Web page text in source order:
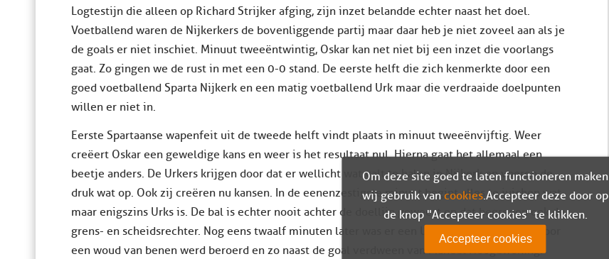
Logtestijn die alleen op Richard Strijker afging, zijn inzet belandde echter naast het doel.
Voetballend waren de Nijkerkers de bovenliggende partij maar daar heb je niet zoveel aan als je
de goals er niet inschiet. Minuut tweeëntwintig, Oskar kan net niet bij een inzet die voorlangs
gaat. Zo gingen we de rust in met een 0-0 stand. De eerste helft die zich kenmerkte door een
goed voetballend Sparta Nijkerk en een matig voetballend Urk maar die verdraaide doelpunten
willen er niet in.
Eerste Spartaanse wapenfeit uit de tweede helft vindt plaats in minuut tweeënvijftig. Weer
creëert Oskar een geweldige kans en weer is het resultaat nul. Hierna gaat het allemaal een
beetje anders. De Urkers krijgen door dat er wellicht wat valt te halen in Nijkerk en voeren de
druk wat op. Ook zij creëren nu kansen. In de eenenzestigste minuut begint alles te juichen wat
maar enigszins Urks is. De bal is echter nooit achter de doellijn geweest en dat begrepen ook de
grens- en scheidsrechter. Nog eens twaalf minuten later was er een Urks zondagsschot dat door
een woud van benen werd beroerd en zo naast de goal verdween van Manuel Hoogewoning.
Om deze site goed te laten functioneren maken
wij gebruik van cookies. Accepteer deze door op
de knop "Accepteer cookies" te klikken.
Accepteer cookies